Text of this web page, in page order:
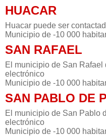
HUACAR
Huacar puede ser
Municipio de -10 000
SAN RAFAEL
El municipio de San Rafael
electrónico
Municipio de -10 000
SAN PABLO DE
El municipio de San Pablo
electrónico
Municipio de -10 000